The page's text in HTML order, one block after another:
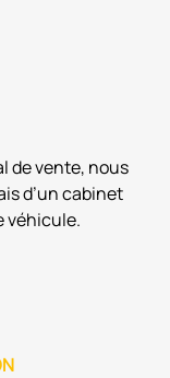
de vente, nous
d’un cabinet
véhicule.